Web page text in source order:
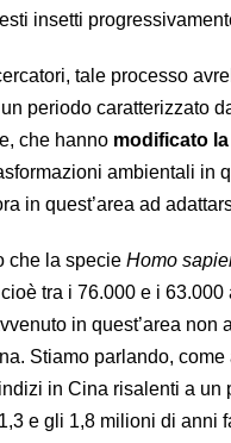
insetti
tale processo
periodo caratterizzato
che hanno modificato
ambientali in
in quest’area ad
che la specie Homo
tra i 76.000 e i
in quest’area
Stiamo parlando, come
indizi in Cina risalenti a un
e gli 1,8 milioni di anni